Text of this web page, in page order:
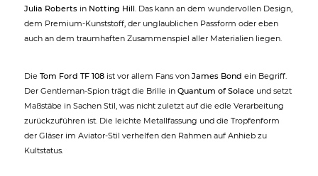
Julia Roberts in Notting Hill. Das kann an dem wundervollen Design,
dem Premium-Kunststoff, der unglaublichen Passform oder eben
auch an dem traumhaften Zusammenspiel aller Materialien liegen.
Die Tom Ford TF 108 ist vor allem Fans von James Bond ein Begriff.
Der Gentleman-Spion trägt die Brille in Quantum of Solace und setzt
Maßstäbe in Sachen Stil, was nicht zuletzt auf die edle Verarbeitung
zurückzuführen ist. Die leichte Metallfassung und die Tropfenform
der Gläser im Aviator-Stil verhelfen den Rahmen auf Anhieb zu
Kultstatus.